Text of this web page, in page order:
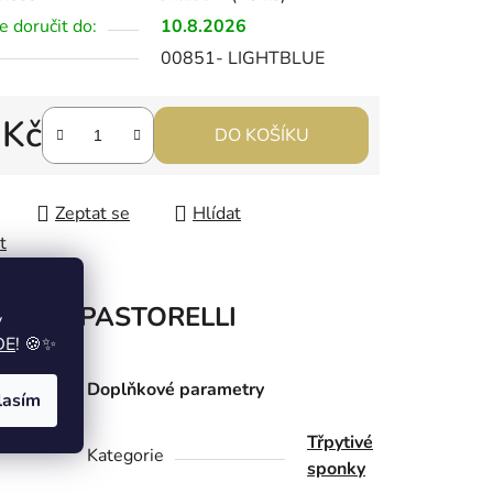
! 🍪✨
doručit do:
10.8.2026
00851- LIGHTBLUE
DO KOŠÍKU
Zeptat se
Hlídat
PASTORELLI
Doplňkové parametry
Kategorie
Třpytivé
sponky